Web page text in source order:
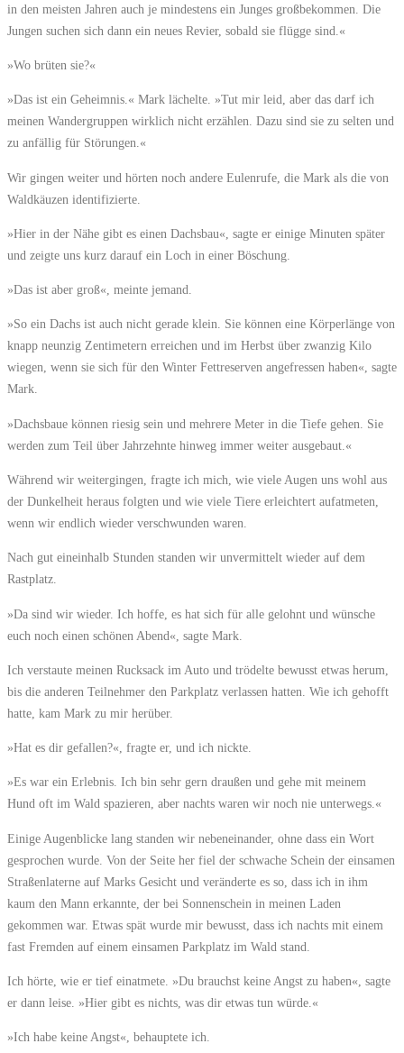
in den meisten Jahren auch je mindestens ein Junges großbekommen. Die
Jungen suchen sich dann ein neues Revier, sobald sie flügge sind.«
»Wo brüten sie?«
»Das ist ein Geheimnis.« Mark lächelte. »Tut mir leid, aber das darf ich
meinen Wandergruppen wirklich nicht erzählen. Dazu sind sie zu selten und
zu anfällig für Störungen.«
Wir gingen weiter und hörten noch andere Eulenrufe, die Mark als die von
Waldkäuzen identifizierte.
»Hier in der Nähe gibt es einen Dachsbau«, sagte er einige Minuten später
und zeigte uns kurz darauf ein Loch in einer Böschung.
»Das ist aber groß«, meinte jemand.
»So ein Dachs ist auch nicht gerade klein. Sie können eine Körperlänge von
knapp neunzig Zentimetern erreichen und im Herbst über zwanzig Kilo
wiegen, wenn sie sich für den Winter Fettreserven angefressen haben«, sagte
Mark.
»Dachsbaue können riesig sein und mehrere Meter in die Tiefe gehen. Sie
werden zum Teil über Jahrzehnte hinweg immer weiter ausgebaut.«
Während wir weitergingen, fragte ich mich, wie viele Augen uns wohl aus
der Dunkelheit heraus folgten und wie viele Tiere erleichtert aufatmeten,
wenn wir endlich wieder verschwunden waren.
Nach gut eineinhalb Stunden standen wir unvermittelt wieder auf dem
Rastplatz.
»Da sind wir wieder. Ich hoffe, es hat sich für alle gelohnt und wünsche
euch noch einen schönen Abend«, sagte Mark.
Ich verstaute meinen Rucksack im Auto und trödelte bewusst etwas herum,
bis die anderen Teilnehmer den Parkplatz verlassen hatten. Wie ich gehofft
hatte, kam Mark zu mir herüber.
»Hat es dir gefallen?«, fragte er, und ich nickte.
»Es war ein Erlebnis. Ich bin sehr gern draußen und gehe mit meinem
Hund oft im Wald spazieren, aber nachts waren wir noch nie unterwegs.«
Einige Augenblicke lang standen wir nebeneinander, ohne dass ein Wort
gesprochen wurde. Von der Seite her fiel der schwache Schein der einsamen
Straßenlaterne auf Marks Gesicht und veränderte es so, dass ich in ihm
kaum den Mann erkannte, der bei Sonnenschein in meinen Laden
gekommen war. Etwas spät wurde mir bewusst, dass ich nachts mit einem
fast Fremden auf einem einsamen Parkplatz im Wald stand.
Ich hörte, wie er tief einatmete. »Du brauchst keine Angst zu haben«, sagte
er dann leise. »Hier gibt es nichts, was dir etwas tun würde.«
»Ich habe keine Angst«, behauptete ich.